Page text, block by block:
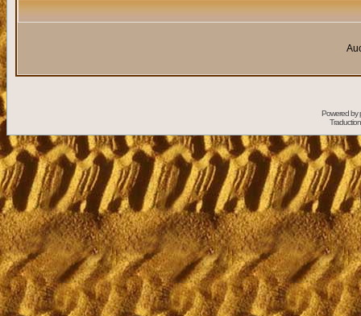
Powered by